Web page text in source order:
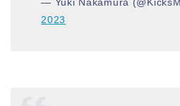
2023